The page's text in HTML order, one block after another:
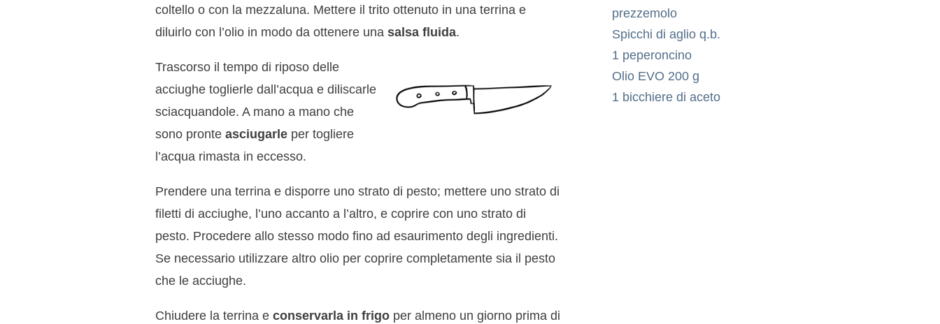
coltello o con la mezzaluna. Mettere il trito ottenuto in una terrina e
diluirlo con l’olio in modo da ottenere una salsa fluida.
Trascorso il tempo di riposo delle
acciughe toglierle dall’acqua e diliscarle
sciacquandole. A mano a mano che
sono pronte asciugarle per togliere
l’acqua rimasta in eccesso.
Prendere una terrina e disporre uno strato di pesto; mettere uno strato di
filetti di acciughe, l’uno accanto a l’altro, e coprire con uno strato di
pesto. Procedere allo stesso modo fino ad esaurimento degli ingredienti.
Se necessario utilizzare altro olio per coprire completamente sia il pesto
che le acciughe.
Chiudere la terrina e conservarla in frigo per almeno un giorno prima di
prezzemolo
Spicchi di aglio q.b.
1 peperoncino
Olio EVO 200 g
1 bicchiere di aceto